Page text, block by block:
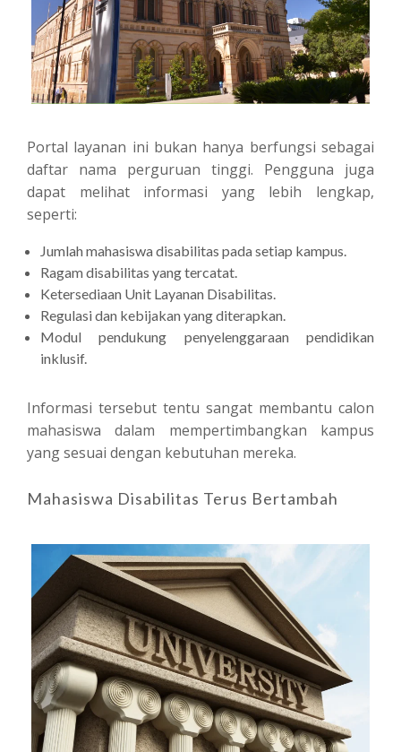
Portal layanan ini bukan hanya berfungsi sebagai
daftar nama perguruan tinggi. Pengguna juga
dapat melihat informasi yang lebih lengkap,
seperti:
Jumlah mahasiswa disabilitas pada setiap kampus.
Ragam disabilitas yang tercatat.
Ketersediaan Unit Layanan Disabilitas.
Regulasi dan kebijakan yang diterapkan.
Modul pendukung penyelenggaraan pendidikan
inklusif.
Informasi tersebut tentu sangat membantu calon
mahasiswa dalam mempertimbangkan kampus
yang sesuai dengan kebutuhan mereka.
Mahasiswa Disabilitas Terus Bertambah